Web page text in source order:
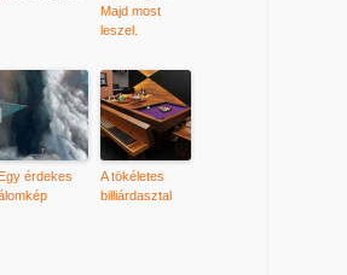
Majd most
leszel.
Egy érdekes
A tökéletes
billiárdasztal